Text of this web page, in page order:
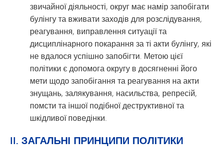
звичайної діяльності, округ має намір запобігати
булінгу та вживати заходів для розслідування,
реагування, виправлення ситуації та
дисциплінарного покарання за ті акти булінгу, які
не вдалося успішно запобігти. Метою цієї
політики є допомога округу в досягненні його
мети щодо запобігання та реагування на акти
знущань, залякування, насильства, репресій,
помсти та іншої подібної деструктивної та
шкідливої поведінки.
II. ЗАГАЛЬНІ ПРИНЦИПИ ПОЛІТИКИ